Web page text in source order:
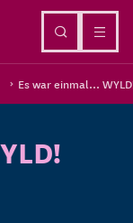
Es war einmal...